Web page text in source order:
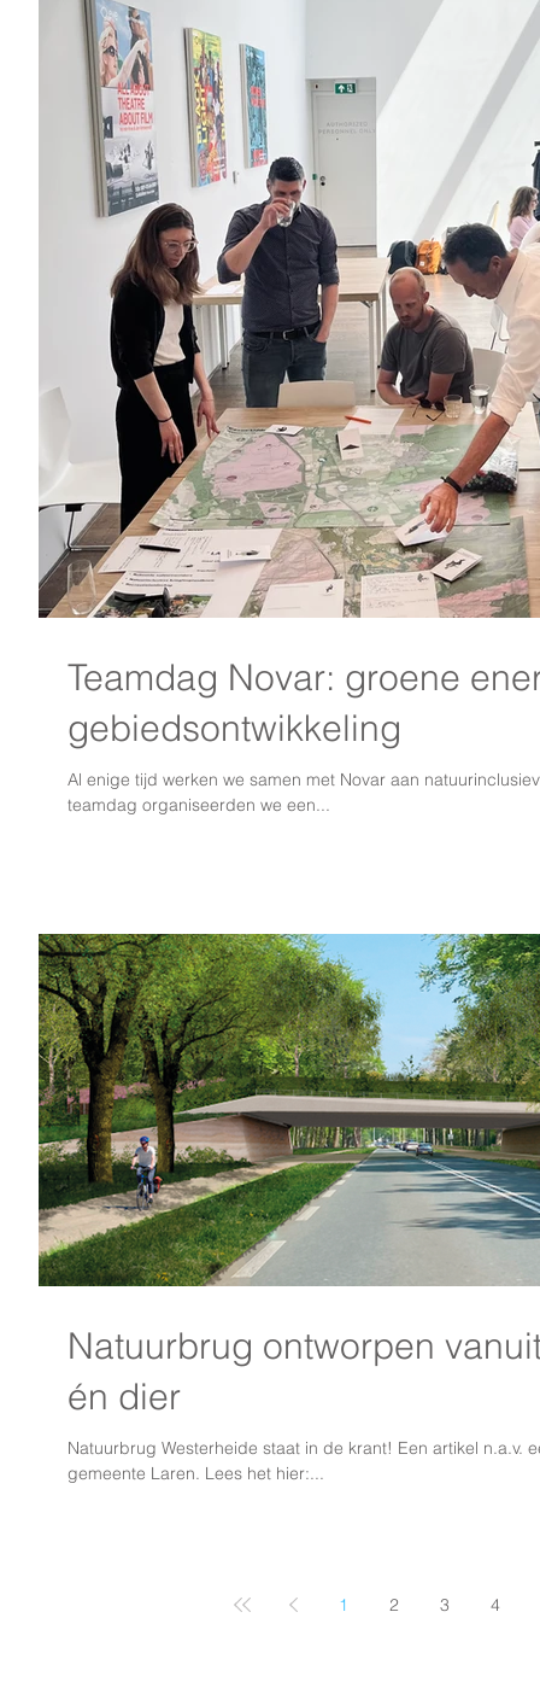
Teamdag Novar: groene
gebiedsontwikkeling
Al enige tijd werken we samen met Novar aan
teamdag organiseerden we een...
Natuurbrug ontworpen
én dier
Natuurbrug Westerheide staat in de krant! Een artikel n.a.v.
gemeente Laren. Lees het hier:...
1 2 3 4